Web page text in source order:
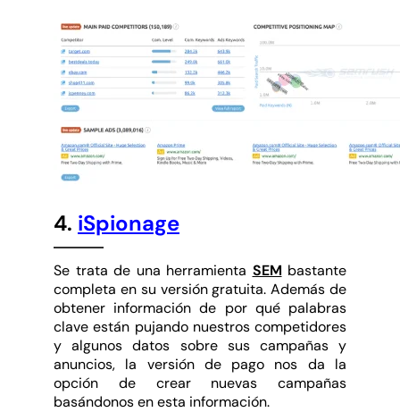
4. iSpionage
Se trata de una herramienta SEM bastante
completa en su versión gratuita. Además de
obtener información de por qué palabras
clave están pujando nuestros competidores
y algunos datos sobre sus campañas y
anuncios, la versión de pago nos da la
opción de crear nuevas campañas
basándonos en esta información.